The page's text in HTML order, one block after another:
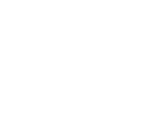
Kopieren Sie
ERSTELLEN SIE
DIASHOW